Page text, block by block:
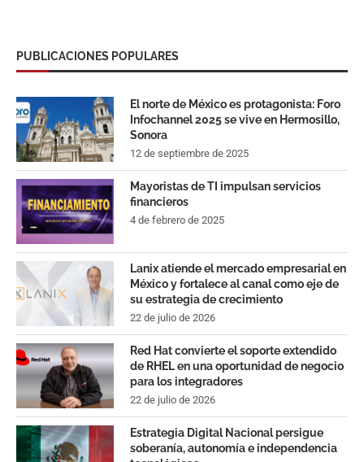
PUBLICACIONES POPULARES
El norte de México es protagonista: Foro
Infochannel 2025 se vive en Hermosillo,
Sonora
12 de septiembre de 2025
Mayoristas de TI impulsan servicios
financieros
4 de febrero de 2025
Lanix atiende el mercado empresarial en
México y fortalece al canal como eje de
su estrategia de crecimiento
22 de julio de 2026
Red Hat convierte el soporte extendido
de RHEL en una oportunidad de negocio
para los integradores
22 de julio de 2026
Estrategia Digital Nacional persigue
soberanía, autonomía e independencia